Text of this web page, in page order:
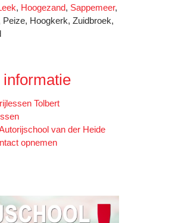
, Hoogezand, Sappemeer,
Peize, Hoogkerk, Zuidbroek,
informatie
Tolbert
van der Heide
opnemen